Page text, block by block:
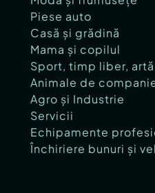
Piese auto
Casă și grădină
Mama și copilul
Sport, timp liber, artă
Animale de
Agro și Industrie
Servicii
Echipamente
Închiriere bunuri și